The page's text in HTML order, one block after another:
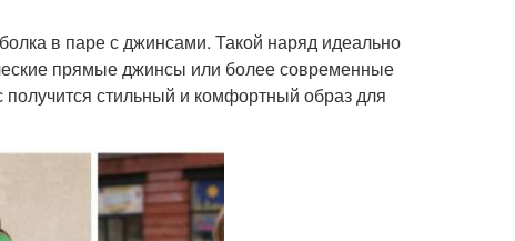
в паре с джинсами. Такой наряд идеально
прямые джинсы или более современные
стильный и комфортный образ для